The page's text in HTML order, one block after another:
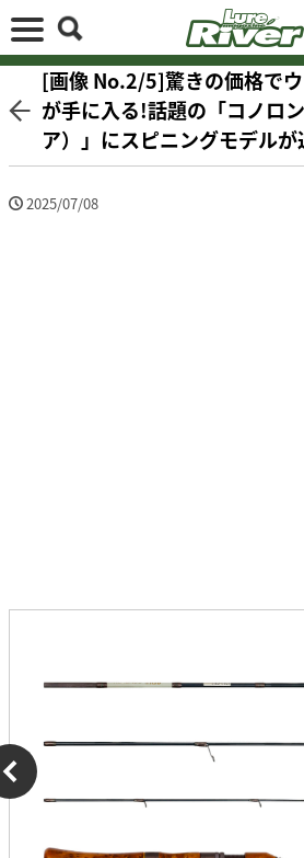
[画像 No.2/5]驚きの価格で
が手に入る!話題の「コノロ
ア）」にスピニングモデルが
2025/07/08